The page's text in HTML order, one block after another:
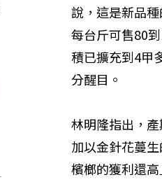
說，這是新品
每台斤可售80
積已擴充到4甲
分醒目。
林明隆指出，
加以金針花蔓
檳榔的獲利還